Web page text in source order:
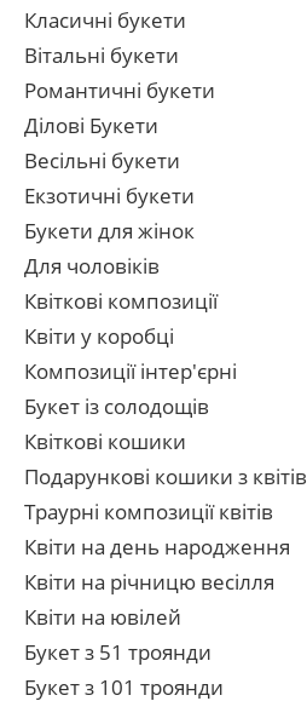
Класичні букети
Вітальні букети
Романтичні букети
Ділові Букети
Весільні букети
Екзотичні букети
Букети для жінок
Для чоловіків
Квіткові композиції
Квіти у коробці
Композиції інтер'єрні
Букет із солодощів
Квіткові кошики
Подарункові кошики з квітів
Траурні композиції квітів
Квіти на день народження
Квіти на річницю весілля
Квіти на ювілей
Букет з 51 троянди
Букет з 101 троянди